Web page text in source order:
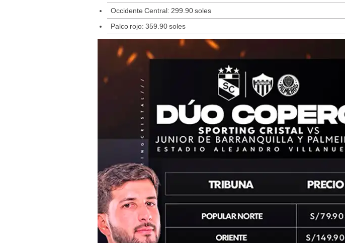
Occidente Central: 299.90 soles
Palco rojo: 359.90 soles